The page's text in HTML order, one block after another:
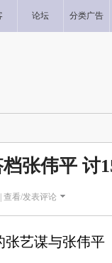
论坛 分类广告
张伟平 讨
查看/发表评论
张艺谋与张伟平